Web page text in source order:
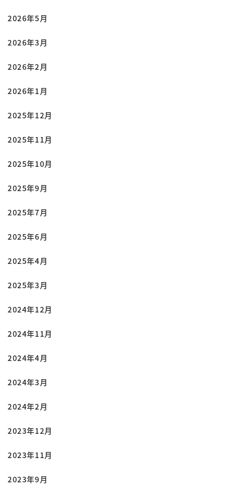
2026年5月
2026年3月
2026年2月
2026年1月
2025年12月
2025年11月
2025年10月
2025年9月
2025年7月
2025年6月
2025年4月
2025年3月
2024年12月
2024年11月
2024年4月
2024年3月
2024年2月
2023年12月
2023年11月
2023年9月